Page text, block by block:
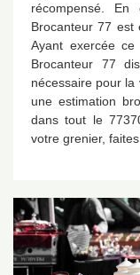
récompensé.
Brocanteur 77 est
Ayant exercée
Brocanteur 77
nécessaire pour la
une estimation
dans tout le
votre grenier,